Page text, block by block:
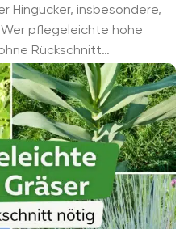
Hingucker, insbesondere,
pflegeleichte hohe
Rückschnitt
17 Gräser-Beispiele